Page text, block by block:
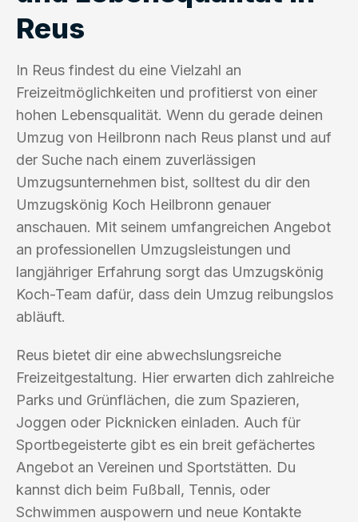
Reus
In Reus findest du eine Vielzahl an
Freizeitmöglichkeiten und profitierst von einer
hohen Lebensqualität. Wenn du gerade deinen
Umzug von Heilbronn nach Reus planst und auf
der Suche nach einem zuverlässigen
Umzugsunternehmen bist, solltest du dir den
Umzugskönig Koch Heilbronn genauer
anschauen. Mit seinem umfangreichen Angebot
an professionellen Umzugsleistungen und
langjähriger Erfahrung sorgt das Umzugskönig
Koch-Team dafür, dass dein Umzug reibungslos
abläuft.
Reus bietet dir eine abwechslungsreiche
Freizeitgestaltung. Hier erwarten dich zahlreiche
Parks und Grünflächen, die zum Spazieren,
Joggen oder Picknicken einladen. Auch für
Sportbegeisterte gibt es ein breit gefächertes
Angebot an Vereinen und Sportstätten. Du
kannst dich beim Fußball, Tennis, oder
Schwimmen auspowern und neue Kontakte